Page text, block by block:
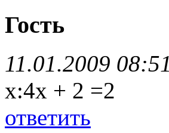
Гость
11.01.2009
x:4x + 2 =2
ответить